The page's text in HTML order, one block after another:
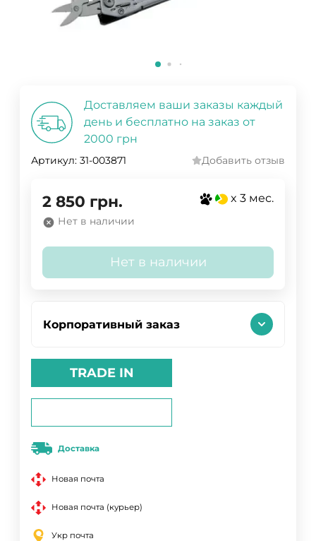
Доставляем ваши заказы каждый
день и бесплатно на заказ от
2000 грн
Артикул: 31-003871 Добавить отзыв
2 850 грн. x 3 мес.
Нет в наличии
Нет в наличии
Корпоративный заказ
TRADE IN
Доставка
Новая почта
Новая почта (курьер)
Укр почта